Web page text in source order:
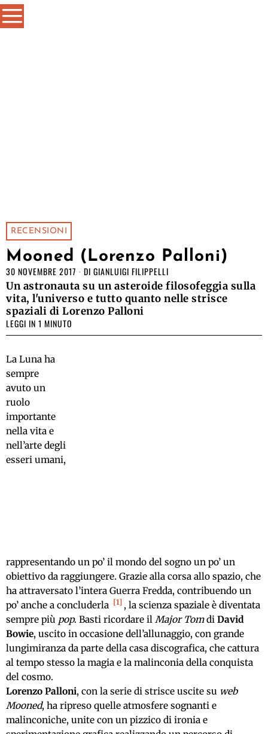
RECENSIONI
Mooned (Lorenzo Palloni)
30 NOVEMBRE 2017 DI GIANLUIGI FILIPPELLI
Un astronauta su un asteroide filosofeggia sulla
vita, l'universo e tutto quanto nelle strisce
spaziali di Lorenzo Palloni
LEGGI IN 1 MINUTO
La Luna ha
sempre
avuto un
ruolo
importante
nella vita e
nell’arte degli
esseri umani,
rappresentando un po’ il mondo del sogno un po’ un
obiettivo da raggiungere. Grazie alla corsa allo spazio, che
ha attraversato l’intera Guerra Fredda, contribuendo un
po’ anche a concluderla
1 , la scienza spaziale è diventata
sempre più pop. Basti ricordare il Major Tomdi David
Bowie, uscito in occasione dell’allunaggio, con grande
lungimiranza da parte della casa discografica, che cattura
al tempo stesso la magia e la malinconia della conquista
del cosmo.
Lorenzo Palloni, con la serie di strisce uscite su web
Mooned, ha ripreso quelle atmosfere sognanti e
malinconiche, unite con un pizzico di ironia e